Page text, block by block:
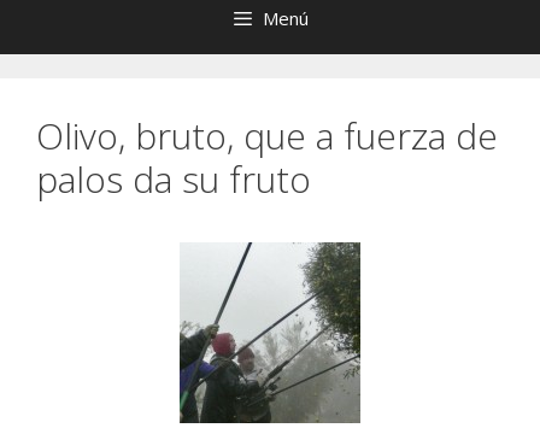
Menú
Olivo, bruto, que a fuerza de
palos da su fruto